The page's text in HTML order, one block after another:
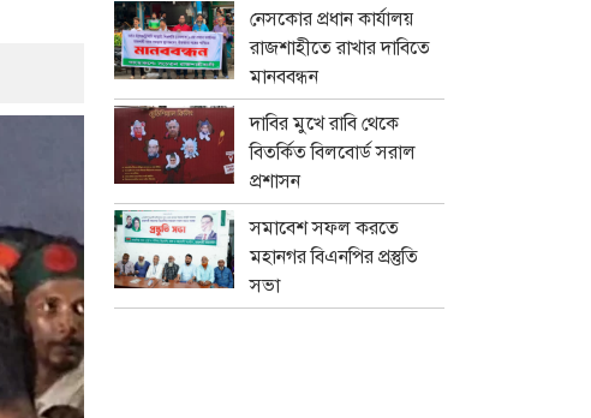
নেসকোর প্রধান কার্যালয়
রাজশাহীতে রাখার দাবিতে
মানববন্ধন
দাবির মুখে রাবি থেকে
বিতর্কিত বিলবোর্ড সরাল
প্রশাসন
সমাবেশ সফল করতে
মহানগর বিএনপির প্রস্তুতি
সভা